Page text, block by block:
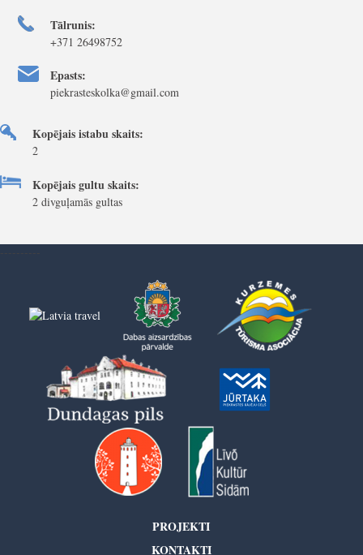
Tālrunis:
+371 26498752
Epasts:
piekrasteskolka@gmail.com
Kopējais istabu skaits:
2
Kopējais gultu skaits:
2 divguļamās gultas
PROJEKTI
KONTAKTI